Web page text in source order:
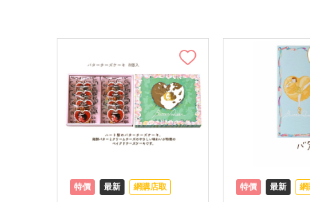
特價 最新 網購店取 特價 最新 網